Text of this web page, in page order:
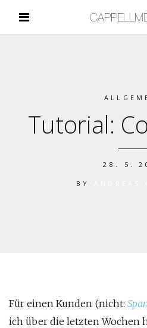
Tutorial:
28. 5.
BY
Für einen Kunden (nicht:
ich über die letzten Wochen